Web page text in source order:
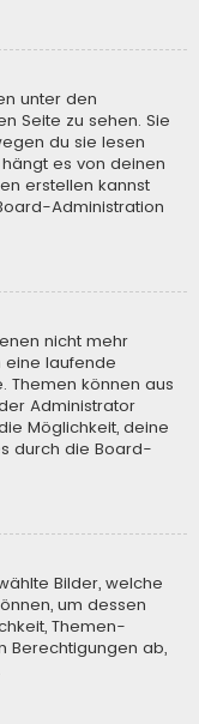
unter den
Seite zu sehen. Sie
du sie lesen
es von deinen
erstellen kannst
Administration
nicht mehr
laufende
Themen können aus
Administrator
Möglichkeit, deine
durch die Board-
Bilder, welche
um dessen
Themen-
Berechtigungen ab,